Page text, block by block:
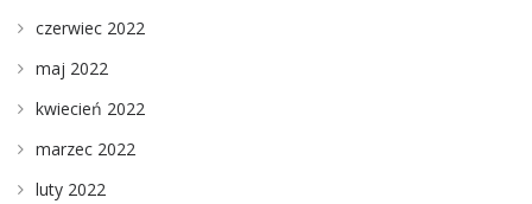
czerwiec 2022
maj 2022
kwiecień 2022
marzec 2022
luty 2022